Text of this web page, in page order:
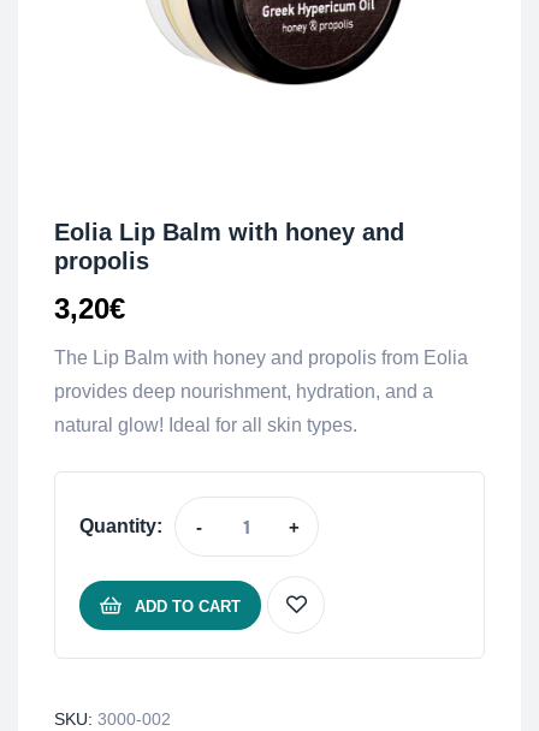
Eolia Lip Balm with honey and
propolis
3,20€
The Lip Balm with honey and propolis from Eolia
provides deep nourishment, hydration, and a
natural glow! Ideal for all skin types.
Quantity: - +
ADD TO CART
SKU: 3000-002